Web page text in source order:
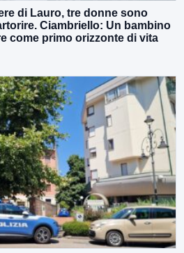
di Lauro, tre donne sono
Ciambriello: Un bambino
come primo orizzonte di vita